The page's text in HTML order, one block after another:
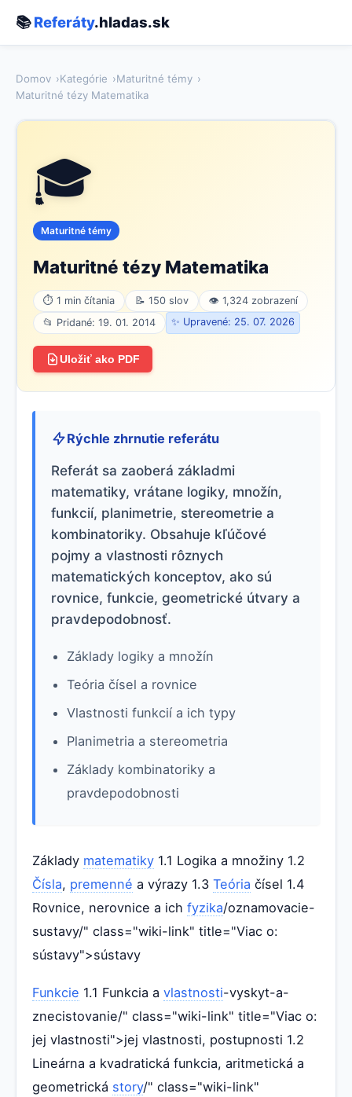
📚Referáty.hladas.sk
Domov Kategórie
Maturitné témy
Maturitné tézy Matematika
🎓
Maturitné témy
Maturitné tézy Matematika
⏱ 1 min čítania 📝 150 slov
👁 1,324 zobrazení
📂 Pridané: 19. 01. 2014
✨ Upravené: 25. 07. 2026
Uložiť ako PDF
Rýchle zhrnutie referátu
Referát sa zaoberá základmi
matematiky, vrátane logiky, množín,
funkcií, planimetrie, stereometrie a
kombinatoriky. Obsahuje kľúčové
pojmy a vlastnosti rôznych
matematických konceptov, ako sú
rovnice, funkcie, geometrické útvary a
pravdepodobnosť.
Základy logiky a množín
Teória čísel a rovnice
Vlastnosti funkcií a ich typy
Planimetria a stereometria
Základy kombinatoriky a
pravdepodobnosti
Základy matematiky 1.1 Logika a množiny 1.2
Čísla, premenné a výrazy 1.3 Teória čísel 1.4
Rovnice, nerovnice a ich fyzika/oznamovacie-
sustavy/" class="wiki-link" title="Viac o:
sústavy">sústavy
Funkcie 1.1 Funkcia a vlastnosti-vyskyt-a-
znecistovanie/" class="wiki-link" title="Viac o:
jej vlastnosti">jej vlastnosti, postupnosti 1.2
Lineárna a kvadratická funkcia, aritmetická a
geometrická story/" class="wiki-link"